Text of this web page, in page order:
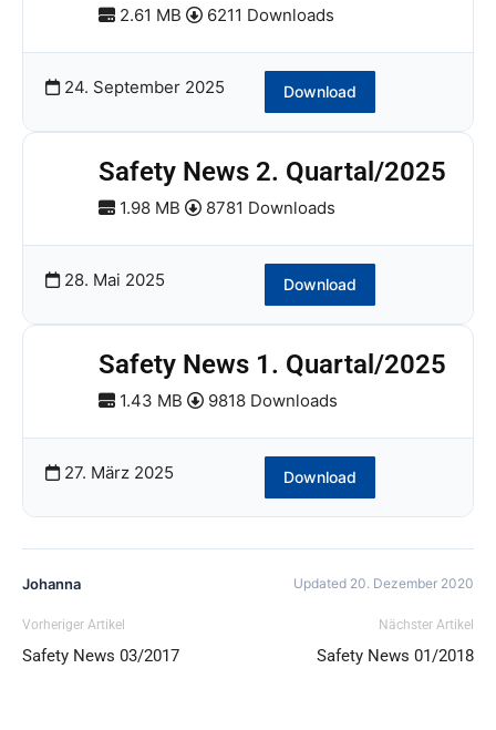
2.61 MB 6211 Downloads
24. September 2025 Download
Safety News 2. Quartal/2025
1.98 MB 8781 Downloads
28. Mai 2025 Download
Safety News 1. Quartal/2025
1.43 MB 9818 Downloads
27. März 2025 Download
Johanna Updated 20. Dezember 2020
Vorheriger Artikel
Safety News 03/2017
Nächster Artikel
Safety News 01/2018